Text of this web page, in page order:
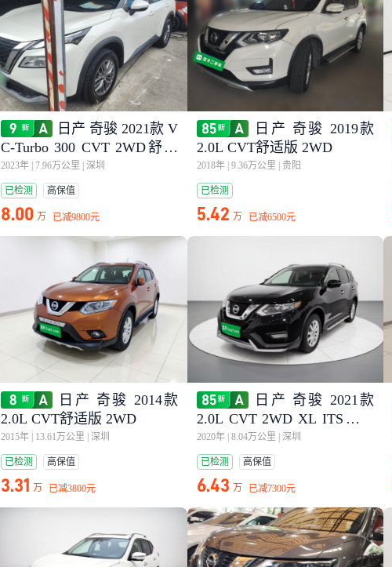
日产 奇骏 2021款 V
C-Turbo 300 CVT 2WD舒适
版
2023年 7.96万公里 深圳
已检测 高保值
8.00 万 已减9800元
日产 奇骏 2019款
2.0L CVT舒适版 2WD
2018年 9.36万公里 贵阳
已检测
5.42 万 已减6500元
日产 奇骏 2014款
2.0L CVT舒适版 2WD
2015年 13.61万公里 深圳
已检测 高保值
3.31 万 已减3800元
日产 奇骏 2021款
2.0L CVT 2WD XL ITS智联
舒适版
2020年 8.04万公里 深圳
已检测 高保值
6.43 万 已减7300元